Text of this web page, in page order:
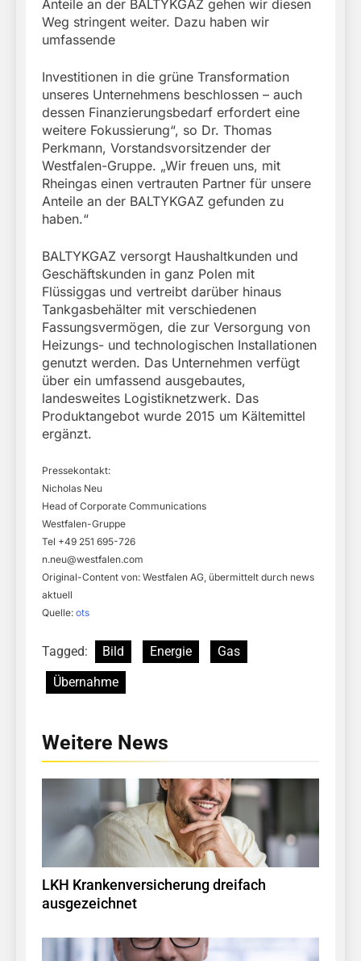
Anteile an der BALTYKGAZ gehen wir diesen
Weg stringent weiter. Dazu haben wir
umfassende
Investitionen in die grüne Transformation
unseres Unternehmens beschlossen – auch
dessen Finanzierungsbedarf erfordert eine
weitere Fokussierung“, so Dr. Thomas
Perkmann, Vorstandsvorsitzender der
Westfalen-Gruppe. „Wir freuen uns, mit
Rheingas einen vertrauten Partner für unsere
Anteile an der BALTYKGAZ gefunden zu
haben.“
BALTYKGAZ versorgt Haushaltkunden und
Geschäftskunden in ganz Polen mit
Flüssiggas und vertreibt darüber hinaus
Tankgasbehälter mit verschiedenen
Fassungsvermögen, die zur Versorgung von
Heizungs- und technologischen Installationen
genutzt werden. Das Unternehmen verfügt
über ein umfassend ausgebautes,
landesweites Logistiknetzwerk. Das
Produktangebot wurde 2015 um Kältemittel
ergänzt.
Pressekontakt:
Nicholas Neu
Head of Corporate Communications
Westfalen-Gruppe
Tel +49 251 695-726
n.neu@westfalen.com
Original-Content von: Westfalen AG, übermittelt durch news
aktuell
Quelle: ots
Tagged: Bild Energie
Gas
Übernahme
Weitere News
LKH Krankenversicherung dreifach
ausgezeichnet